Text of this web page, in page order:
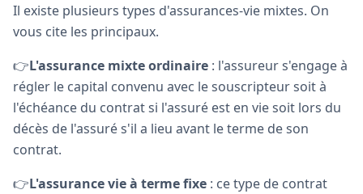
Il existe plusieurs types d'assurances-vie mixtes. On
vous cite les principaux.
👉L'assurance mixte ordinaire : l'assureur s'engage à
régler le capital convenu avec le souscripteur soit à
l'échéance du contrat si l'assuré est en vie soit lors du
décès de l'assuré s'il a lieu avant le terme de son
contrat.
👉L'assurance vie à terme fixe : ce type de contrat